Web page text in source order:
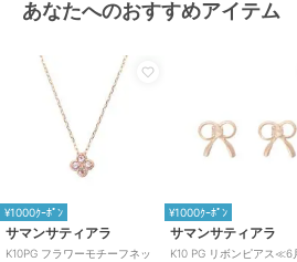
あなたへのおすすめアイテム
¥1000ｸｰﾎﾟﾝ
サマンサティアラ
K10PG フラワーモチーフネッ
¥1000ｸｰﾎﾟﾝ
サマンサティアラ
K10 PG リボンピアス≪6